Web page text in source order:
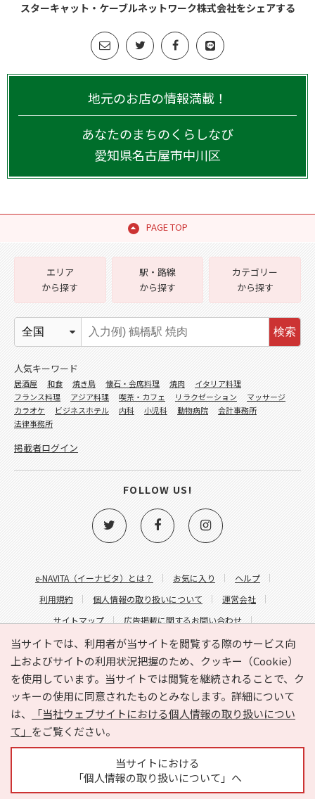
スターキャット・ケーブルネットワーク株式会社をシェアする
地元のお店の情報満載！
あなたのまちのくらしなび
愛知県名古屋市中川区
PAGE TOP
当サイトでは、利用者が当サイトを閲覧する際のサービス向
上およびサイトの利用状況把握のため、クッキー（Cookie）
を使用しています。当サイトでは閲覧を継続されることで、ク
ッキーの使用に同意されたものとみなします。詳細について
は、
「当社ウェブサイトにおける個人情報の取り扱いについ
て」 をご覧ください。
当サイトにおける
「個人情報の取り扱いについて」へ
e-NAVITA（イーナビタ）とは？ お気に入り
ヘルプ
利用規約
個人情報の取り扱いについて
運営会社
サイトマップ
広告掲載に関するお問い合わせ
サイトの内容に関するお問い合わせ
エリア
から探す
駅・路線
から探す
カテゴリー
から探す
検索
人気キーワード
居酒屋 和食 焼き鳥 懐石・会席料理 焼肉
イタリア料理
フランス料理
アジア料理 喫茶・カフェ リラクゼーション
マッサージ
カラオケ
ビジネスホテル 内科 小児科 動物病院
会計事務所
法律事務所
掲載者ログイン
FOLLOW US!
Copyright © HYOJITO.Co.,Ltd. All Rights Reserved.